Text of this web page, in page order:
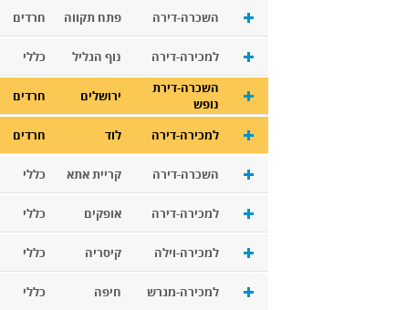
השכרה-דירה פתח תקווה חרדים
למכירה-דירה נוף הגליל כללי
השכרה-דירת
נופש
ירושלים חרדים
למכירה-דירה לוד חרדים
השכרה-דירה קריית אתא כללי
למכירה-דירה אופקים כללי
למכירה-וילה קיסריה כללי
למכירה-מגרש חיפה כללי